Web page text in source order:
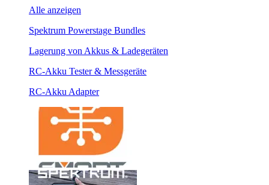
Alle anzeigen
Spektrum Powerstage Bundles
Lagerung von Akkus & Ladegeräten
RC-Akku Tester & Messgeräte
RC-Akku Adapter